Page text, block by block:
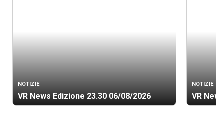
NOTIZIE
VR News Edizione 23.30 06/08/2026
NOTIZIE
VR